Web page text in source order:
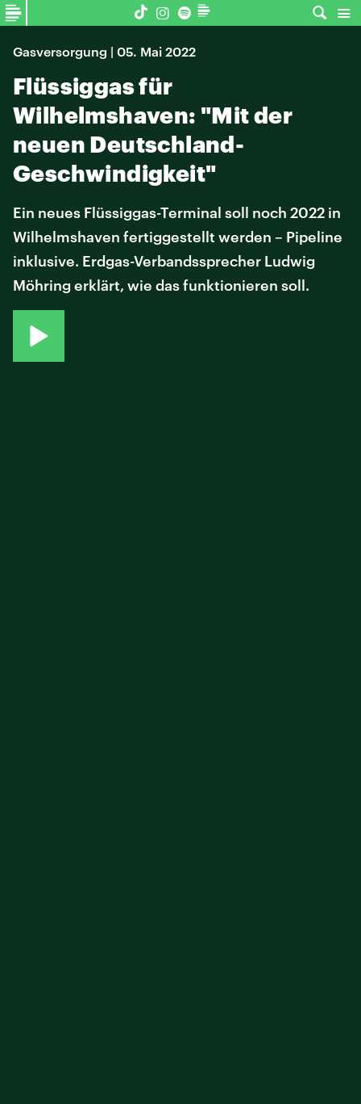
Gasversorgung | 05. Mai 2022
Flüssiggas für
Wilhelmshaven: "Mit der
neuen Deutschland-
Geschwindigkeit"
Ein neues Flüssiggas-Terminal soll noch 2022 in
Wilhelmshaven fertiggestellt werden – Pipeline
inklusive. Erdgas-Verbandssprecher Ludwig
Möhring erklärt, wie das funktionieren soll.